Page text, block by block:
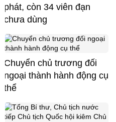
phát, còn 34 viên đạn
chưa dùng
Chuyển chủ trương đối
ngoại thành hành động cụ
thể